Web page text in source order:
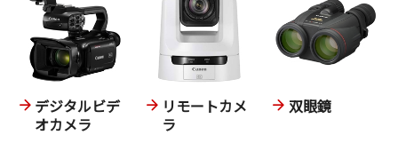
デジタルビデ
オカメラ
リモートカメ
ラ
双眼鏡